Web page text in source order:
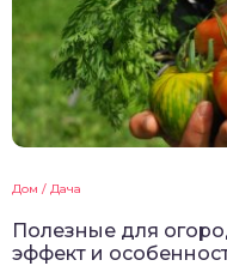
Дом / Дача
Полезные для
эффект и